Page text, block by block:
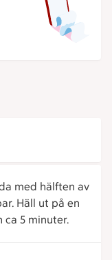
med hälften av
Häll ut på en
ca 5 minuter.